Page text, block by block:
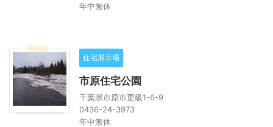
年中無休
住宅展示場
市原住宅公園
千葉県市原市更級1-6-9
0436-24-3973
年中無休